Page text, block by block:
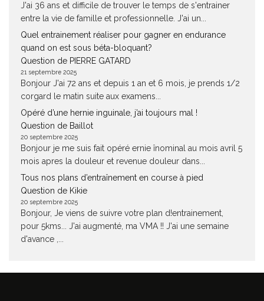
J'ai 36 ans et difficile de trouver le temps de s'entrainer
entre la vie de famille et professionnelle. J'ai un...
Quel entrainement réaliser pour gagner en endurance
quand on est sous béta-bloquant?
Question de PIERRE GATARD
21 septembre 2025
Bonjour J'ai 72 ans et depuis 1 an et 6 mois, je prends 1/2
corgard le matin suite aux examens...
Opéré d’une hernie inguinale, j’ai toujours mal !
Question de Baillot
20 septembre 2025
Bonjour je me suis fait opéré ernie înominal au mois avril 5
mois apres la douleur et revenue douleur dans...
Tous nos plans d’entraînement en course à pied
Question de Kikie
20 septembre 2025
Bonjour, Je viens de suivre votre plan d!entrainement,
pour 5kms... J'ai augmenté, ma VMA !! J'ai une semaine
d'avance ,...